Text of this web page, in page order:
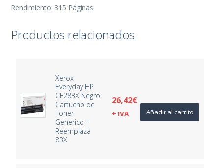
Rendimiento: 315 Páginas
Productos relacionados
Xerox
Everyday HP
CF283X Negro
Cartucho de
Toner
Generico –
Reemplaza
83X
26,42€
+ IVA Añadir al carrito